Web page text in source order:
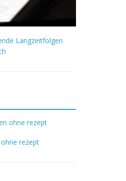
Langzeitfolgen
rezept